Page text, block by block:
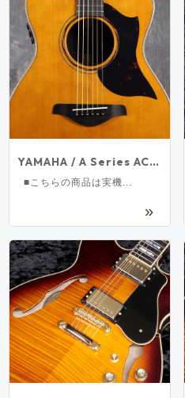
YAMAHA / A Series AC3R ARE VN Vintage Natural ヤマハ エレアコ 【実物画像/未展示品】[S/N IMM010180]
■こちらの商品は実機...
お客様サポート
Support
マイページ
ご利用方法